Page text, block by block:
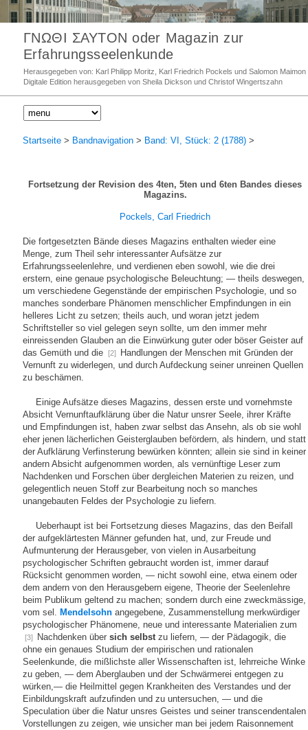
ΓΝΩΘΙ ΣΑΥΤΟΝ oder Magazin zur
Erfahrungsseelenkunde
Herausgegeben von: Karl Philipp Moritz, Karl Friedrich Pockels und Salomon Maimon
Digitale Edition herausgegeben von Sheila Dickson und Christof Wingertszahn
Startseite > Bandnavigation > Band: VI, Stück: 2 (1788) >
Fortsetzung der Revision des 4ten, 5ten und 6ten Bandes dieses
Magazins.
Pockels, Carl Friedrich
Die fortgesetzten Bände dieses Magazins enthalten wieder eine
Menge, zum Theil sehr interessanter Aufsätze zur
Erfahrungsseelenlehre, und verdienen eben sowohl, wie die drei
erstern, eine genaue psychologische Beleuchtung; — theils deswegen,
um verschiedene Gegenstände der empirischen Psychologie, und so
manches sonderbare Phänomen menschlicher Empfindungen in ein
helleres Licht zu setzen; theils auch, und woran jetzt jedem
Schriftsteller so viel gelegen seyn sollte, um den immer mehr
einreissenden Glauben an die Einwürkung guter oder böser Geister auf
das Gemüth und die
[2]
Handlungen der Menschen mit Gründen der
Vernunft zu widerlegen, und durch Aufdeckung seiner unreinen Quellen
zu beschämen.
Einige Aufsätze dieses Magazins, dessen erste und vornehmste
Absicht Vernunftaufklärung über die Natur unsrer Seele, ihrer Kräfte
und Empfindungen ist, haben zwar selbst das Ansehn, als ob sie wohl
eher jenen lächerlichen Geisterglauben befördern, als hindern, und statt
der Aufklärung Verfinsterung bewürken könnten; allein sie sind in keiner
andern Absicht aufgenommen worden, als vernünftige Leser zum
Nachdenken und Forschen über dergleichen Materien zu reizen, und
gelegentlich neuen Stoff zur Bearbeitung noch so manches
unangebauten Feldes der Psychologie zu liefern.
Ueberhaupt ist bei Fortsetzung dieses Magazins, das den Beifall
der aufgeklärtesten Männer gefunden hat, und, zur Freude und
Aufmunterung der Herausgeber, von vielen in Ausarbeitung
psychologischer Schriften gebraucht worden ist, immer darauf
Rücksicht genommen worden, — nicht sowohl eine, etwa einem oder
dem andern von den Herausgebern eigene, Theorie der Seelenlehre
beim Publikum geltend zu machen; sondern durch eine zweckmässige,
vom sel. Mendelsohn angegebene, Zusammenstellung merkwürdiger
psychologischer Phänomene, neue und interessante Materialien zum
[3] Nachdenken über sich selbstzu liefern, — der Pädagogik, die
ohne ein genaues Studium der empirischen und rationalen
Seelenkunde, die mißlichste aller Wissenschaften ist, lehrreiche Winke
zu geben, — dem Aberglauben und der Schwärmerei entgegen zu
würken,— die Heilmittel gegen Krankheiten des Verstandes und der
Einbildungskraft aufzufinden und zu untersuchen, — und die
Speculation über die Natur unsres Geistes und seiner transcendentalen
Vorstellungen zu zeigen, wie unsicher man bei jedem Raisonnement